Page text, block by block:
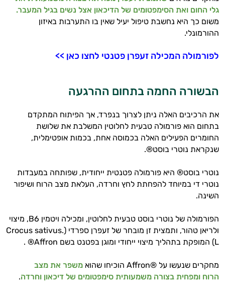
גלי החום ואת הסימפטומים של הדיכאון אצל נשים בגיל המעבר.
משום כך היא נחשבת טיפול יעיל שאין בו התערבות באיזון
ההורמונלי.
לפורמולה המכילה זעפרן פטנטי לחצו כאן >>
הבשורה החמה בתחום ההרגעה
את הרכיבים האלה ניתן לצרוך בנפרד, אך הפיתוח המתקדם
בתחום הוא פורמולה טבעית לחלוטין המשלבת את שלושת
החומרים הפעילים האלה בכמוסה אחת, בכמות אופטימלית,
שנקראת נוטרי בוסט®.
נוטרי בוסט® היא פורמולה פטנטית ייחודית, שפותחה במעבדות
נוטרי די במיוחד להפחתת לחץ וחרדה, העלאת מצב הרוח ושיפור
השינה.
הפורמולה של נוטרי בוסט טבעית לחלוטין, ומכילה ויטמין B6, מיצוי
ולריאן טהור, ותמצית זן מובחר של זעפרן ספרדי (.Crocus sativus
L) המופקת בתהליך מיצוי ייחודי ומוגן בפטנט בשם Affron® .
מחקרים שנעשו על ®Affron הוכיחו שהוא
משפר את מצב
הרוח ומפחית בצורה משמעותית סימפטומים של דיכאון וחרדה.
אני כאן כדי לעזור לך להתאים את תוספי
התזונה ומוצרי הבריאות המדויקים למטרות
ולמצב הגופני שלך, ולהסביר לך אילו רכיבים
עובדים יחד כדי למקסם תוצאות גם בחיי היום